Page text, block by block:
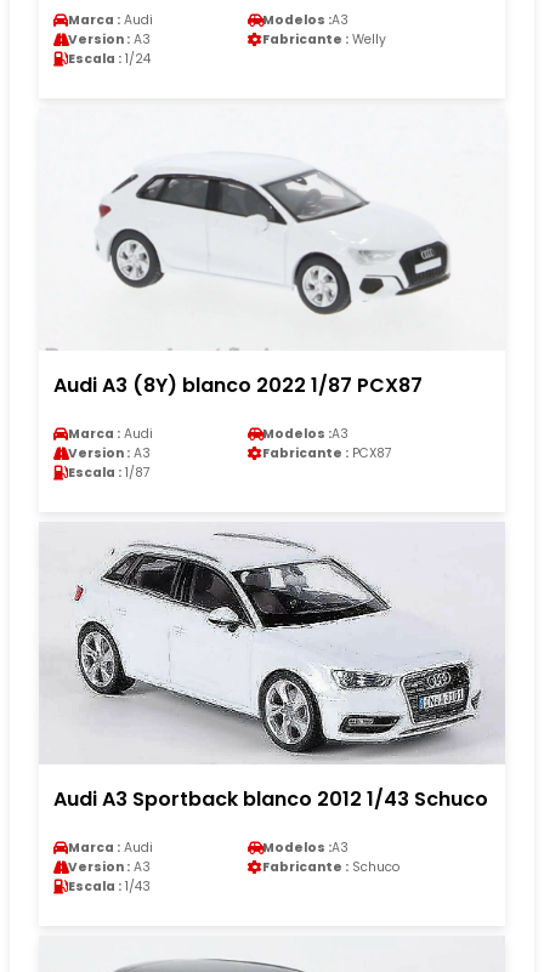
Marca : Audi Modelos :A3
Version : A3 Fabricante : Welly
Escala : 1/24
Audi A3 (8Y) blanco 2022 1/87 PCX87
Marca : Audi Modelos :A3
Version : A3 Fabricante : PCX87
Escala : 1/87
Audi A3 Sportback blanco 2012 1/43 Schuco
Marca : Audi Modelos :A3
Version : A3 Fabricante : Schuco
Escala : 1/43